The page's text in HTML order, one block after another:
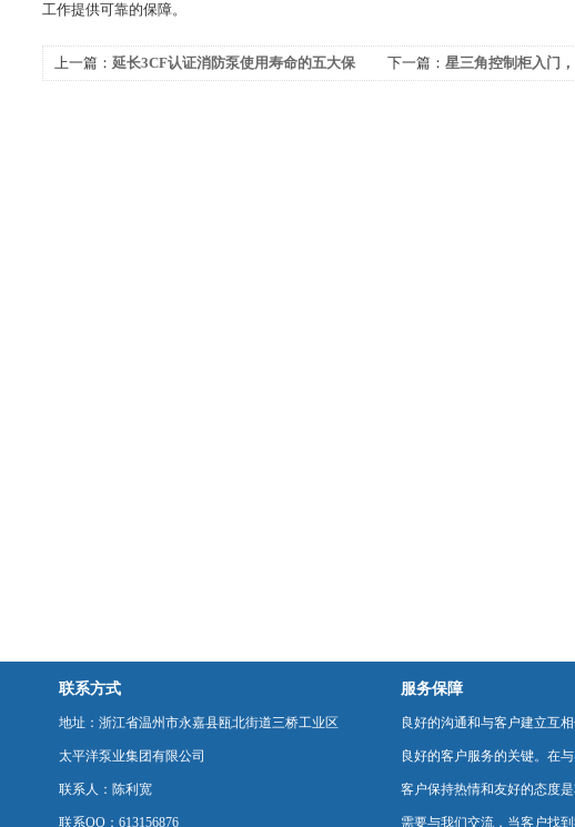
工作提供可靠的保障。
上一篇： 延长3CF认证消防泵使用寿命的五大保
下一篇： 星三角控制柜入门
联系方式
地址：浙江省温州市永嘉县瓯北街道三桥工业区
太平洋泵业集团有限公司
联系人：陈利宽
联系QQ：613156876
服务保障
良好的沟通和与客户建立互
良好的客户服务的关键。在
客户保持热情和友好的态度
需要与我们交流，当客户找